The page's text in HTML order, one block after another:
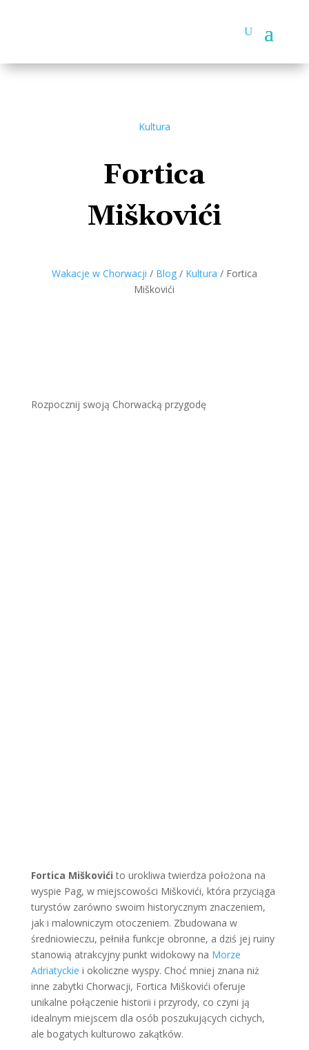
Kultura
Fortica
Miškovići
Wakacje w Chorwacji / Blog/ Kultura / Fortica
Miškovići
Rozpocznij swoją Chorwacką przygodę
Fortica Miškovići to urokliwa twierdza położona na
wyspie Pag, w miejscowości Miškovići, która przyciąga
turystów zarówno swoim historycznym znaczeniem,
jak i malowniczym otoczeniem. Zbudowana w
średniowieczu, pełniła funkcje obronne, a dziś jej ruiny
stanowią atrakcyjny punkt widokowy na Morze
Adriatyckie i okoliczne wyspy. Choć mniej znana niż
inne zabytki Chorwacji, Fortica Miškovići oferuje
unikalne połączenie historii i przyrody, co czyni ją
idealnym miejscem dla osób poszukujących cichych,
ale bogatych kulturowo zakątków.